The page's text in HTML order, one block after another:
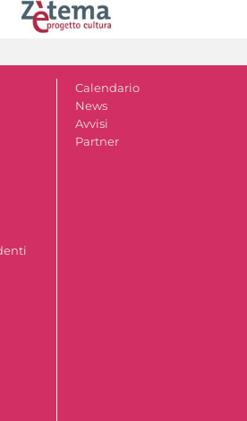
Calendario
News
Avvisi
Partner